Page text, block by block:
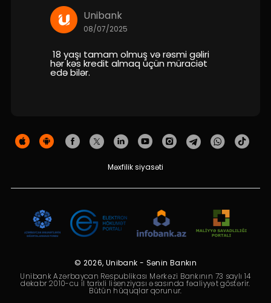
Keşbek
F.A.Q
Unibank
08/07/2025
18 yaşı tamam olmuş və rəsmi gəliri
hər kəs kredit almaq üçün müraciət
edə bilər.
Məxfilik siyasəti
© 2026, Unibank - Sənin Bankın
Unibank Azərbaycan Respublikası Mərkəzi Bankının 73 saylı 14
dekabr 2010-cu il tarixli lisenziyası əsasında fəaliyyət göstərir.
Bütün hüquqlar qorunur.